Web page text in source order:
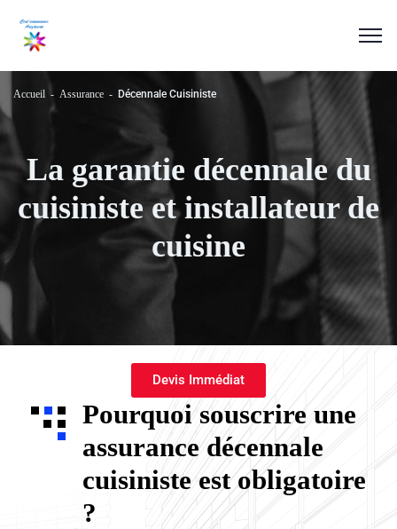
La garantie décennale du
cuisiniste et installateur de
cuisine
Accueil Assurance Décennale Cuisiniste
Devis Immédiat
Pourquoi souscrire une
assurance décennale
cuisiniste est obligatoire
?